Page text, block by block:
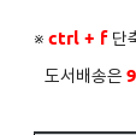
※ ctrl + f 단
도서배송은 9